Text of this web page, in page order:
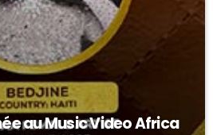
au Music Video Africa